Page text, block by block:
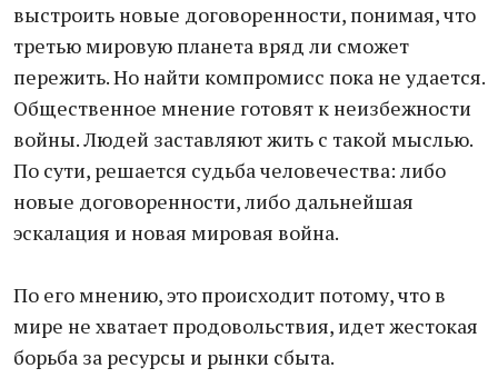
выстроить новые договоренности, понимая, что
третью мировую планета вряд ли сможет
пережить. Но найти компромисс пока не удается.
Общественное мнение готовят к неизбежности
войны. Людей заставляют жить с такой мыслью.
По сути, решается судьба человечества: либо
новые договоренности, либо дальнейшая
эскалация и новая мировая война.
По его мнению, это происходит потому, что в
мире не хватает продовольствия, идет жестокая
борьба за ресурсы и рынки сбыта.